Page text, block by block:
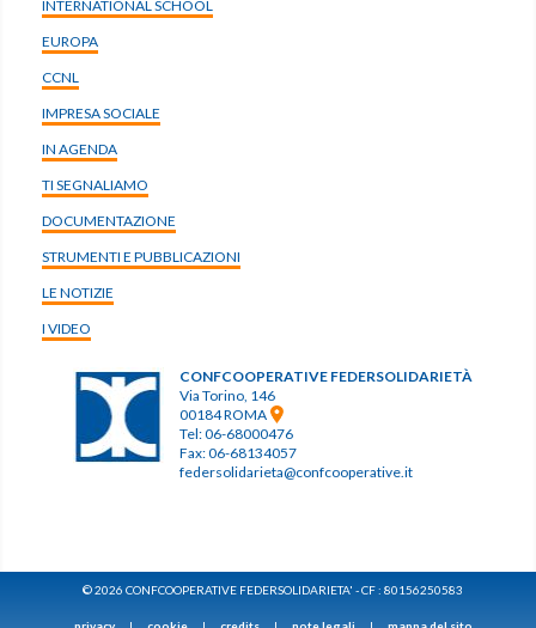
INTERNATIONAL SCHOOL
EUROPA
CCNL
IMPRESA SOCIALE
IN AGENDA
TI SEGNALIAMO
DOCUMENTAZIONE
STRUMENTI E PUBBLICAZIONI
LE NOTIZIE
I VIDEO
CONFCOOPERATIVE FEDERSOLIDARIETÀ
Via Torino, 146
00184 ROMA
Tel: 06-68000476
Fax: 06-68134057
federsolidarieta@confcooperative.it
© 2026 CONFCOOPERATIVE FEDERSOLIDARIETA' - CF : 80156250583